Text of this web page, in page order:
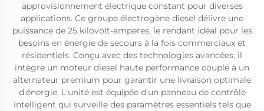
approvisionnement électrique constant pour diverses
applications. Ce groupe électrogène diesel délivre une
puissance de 25 kilovolt-amperes, le rendant idéal pour les
besoins en énergie de secours à la fois commerciaux et
résidentiels. Conçu avec des technologies avancées, il
intègre un moteur diesel haute performance couplé à un
alternateur premium pour garantir une livraison optimale
d'énergie. L'unité est équipée d'un panneau de contrôle
intelligent qui surveille des paramètres essentiels tels que